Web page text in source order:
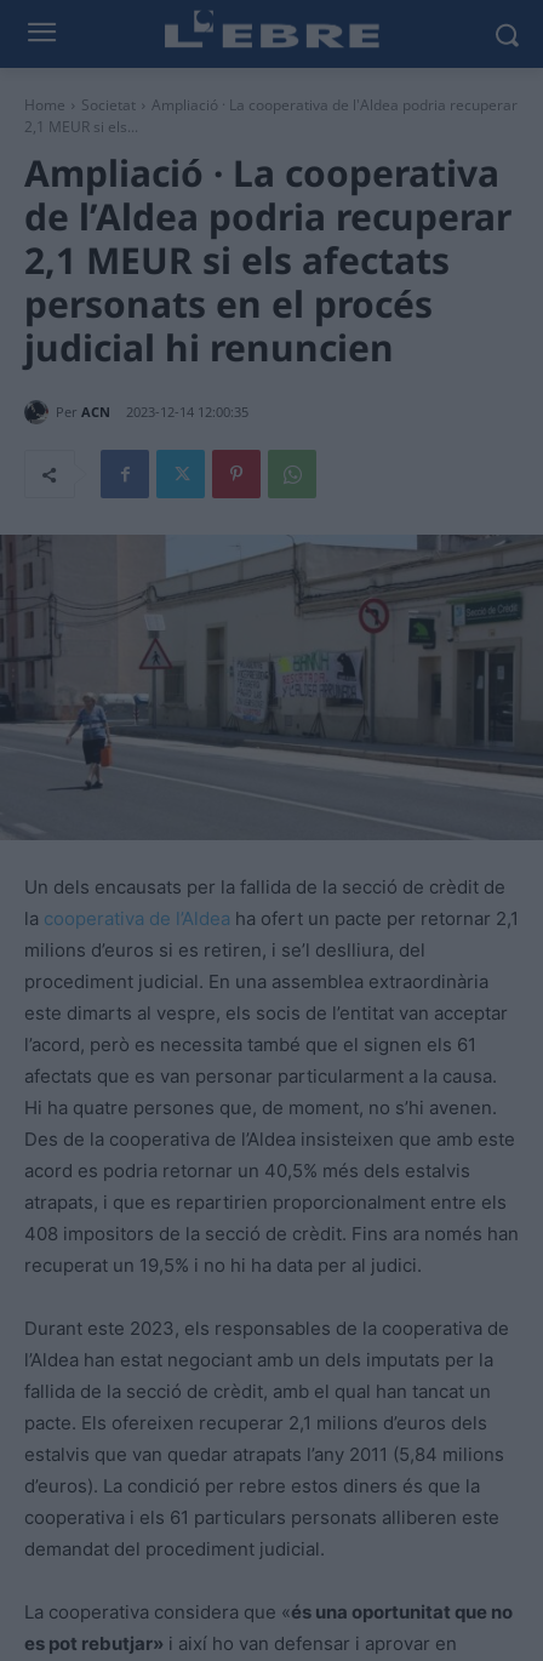
Home Societat
Ampliació · La cooperativa de l'Aldea podria recuperar
2,1 MEUR si els...
Ampliació · La cooperativa
de l’Aldea podria recuperar
2,1 MEUR si els afectats
personats en el procés
judicial hi renuncien
Per ACN 2023-12-14 12:00:35
Un dels encausats per la fallida de la secció de crèdit de
la cooperativa de l’Aldea ha ofert un pacte per retornar 2,1
milions d’euros si es retiren, i se’l deslliura, del
procediment judicial. En una assemblea extraordinària
este dimarts al vespre, els socis de l’entitat van acceptar
l’acord, però es necessita també que el signen els 61
afectats que es van personar particularment a la causa.
Hi ha quatre persones que, de moment, no s’hi avenen.
Des de la cooperativa de l’Aldea insisteixen que amb este
acord es podria retornar un 40,5% més dels estalvis
atrapats, i que es repartirien proporcionalment entre els
408 impositors de la secció de crèdit. Fins ara només han
recuperat un 19,5% i no hi ha data per al judici.
Durant este 2023, els responsables de la cooperativa de
l’Aldea han estat negociant amb un dels imputats per la
fallida de la secció de crèdit, amb el qual han tancat un
pacte. Els ofereixen recuperar 2,1 milions d’euros dels
estalvis que van quedar atrapats l’any 2011 (5,84 milions
d’euros). La condició per rebre estos diners és que la
cooperativa i els 61 particulars personats alliberen este
demandat del procediment judicial.
La cooperativa considera que «és una oportunitat que no
es pot rebutjar» i així ho van defensar i aprovar en